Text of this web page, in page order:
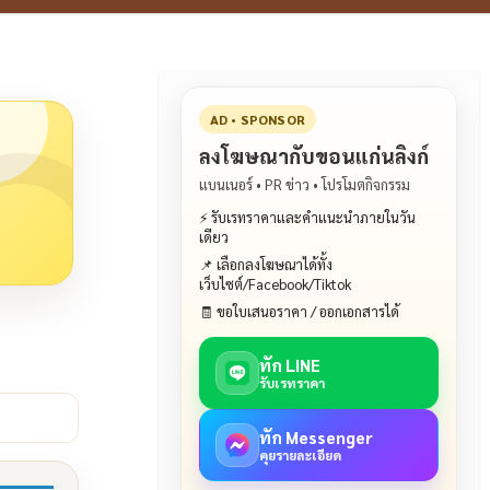
AD • SPONSOR
ลงโฆษณากับขอนแก่นลิงก์
แบนเนอร์ • PR ข่าว • โปรโมตกิจกรรม
⚡ รับเรทราคาและคำแนะนำภายในวัน
เดียว
📌 เลือกลงโฆษณาได้ทั้ง
เว็บไซต์/Facebook/Tiktok
🧾 ขอใบเสนอราคา / ออกเอกสารได้
ทัก LINE
รับเรทราคา
ทัก Messenger
คุยรายละเอียด